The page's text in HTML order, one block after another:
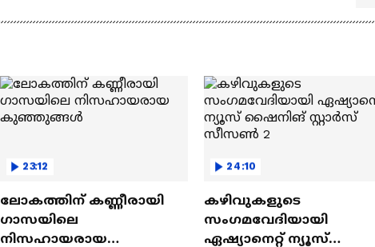
23:12
ലോകത്തിന് കണ്ണീരായി
ഗാസയിലെ
നിസഹായരായ
24:10
കഴിവുകളുടെ
സംഗമവേദിയായി
ഏഷ്യാനെറ്റ് ന്യൂസ്